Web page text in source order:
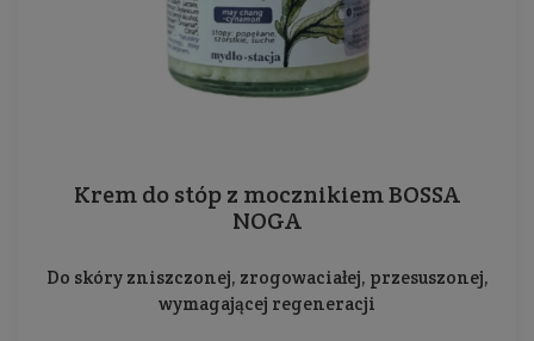
Krem do stóp z mocznikiem BOSSA
NOGA
Do skóry zniszczonej, zrogowaciałej, przesuszonej,
wymagającej regeneracji